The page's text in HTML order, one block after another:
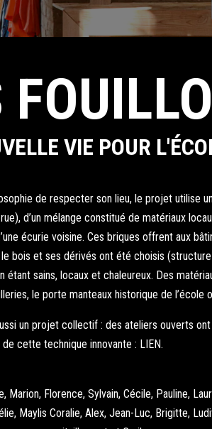
VIE POUR
de respecter son lieu, le projet utilise
d’un mélange constitué de matériaux
écurie voisine. Ces briques offrent aux
bois et ses dérivés ont été choisis
étant sains, locaux et chaleureux. Des
le porte manteaux historique de l’école
un projet collectif : des ateliers ouverts
cette technique innovante : LIEN.
Marion, Florence, Sylvain, Cécile, Pauline,
Maylis Coralie, Alex, Jean-Luc, Brigitte,